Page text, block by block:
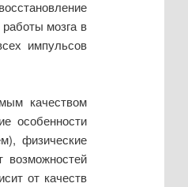
мозга в
импульсов
качеством
особенности
физические
возможностей
от качеств